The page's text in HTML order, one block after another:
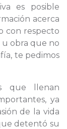
es posible
acerca
con respecto
obra que no
te pedimos
que llenan
ya
de la vida
detentó su